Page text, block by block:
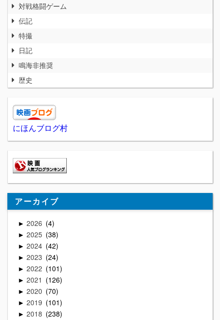
対戦格闘ゲーム
伝記
特撮
日記
鳴海非推奨
歴史
にほんブログ村
アーカイブ
► 2026 4
► 2025 38
► 2024 42
► 2023 24
► 2022 101
► 2021 126
► 2020 70
► 2019 101
► 2018
238